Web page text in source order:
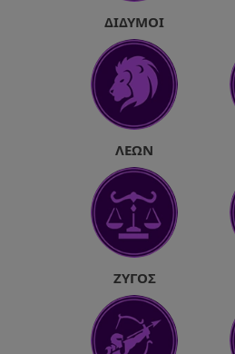
ΔΊΔΥΜΟΙ
ΛΈΩΝ
ΖΥΓΌΣ